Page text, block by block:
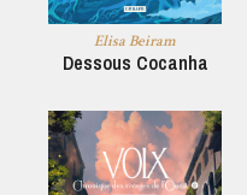
Elisa Beiram
Dessous Cocanha